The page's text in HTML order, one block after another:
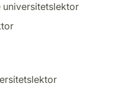
universitetslektor